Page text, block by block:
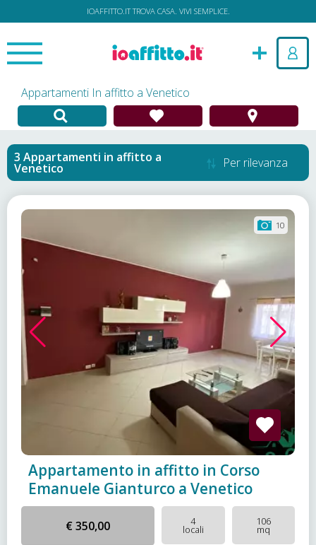
IOAFFITTO.IT TROVA CASA. VIVI SEMPLICE.
Appartamenti In affitto a Venetico
Appartamenti in affitto a
Venetico Per rilevanza
10
Appartamento in affitto in Corso
Emanuele Gianturco a Venetico
€ 350,00 4
locali
106
mq